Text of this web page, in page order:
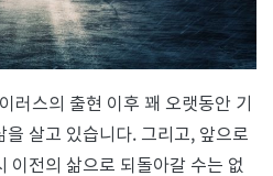
러스의 출현 이후 꽤 오랫동안 기
살고 있습니다. 그리고, 앞으로
이전의 삶으로 되돌아갈 수는 없